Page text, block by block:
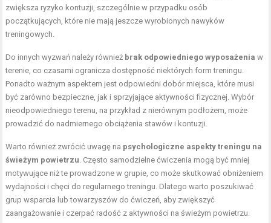
zwiększa ryzyko kontuzji, szczególnie w przypadku osób
początkujących, które nie mają jeszcze wyrobionych nawyków
treningowych.
Do innych wyzwań należy również brak odpowiedniego wyposażenia w
terenie, co czasami ogranicza dostępność niektórych form treningu.
Ponadto ważnym aspektem jest odpowiedni dobór miejsca, które musi
być zarówno bezpieczne, jak i sprzyjające aktywności fizycznej. Wybór
nieodpowiedniego terenu, na przykład z nierównym podłożem, może
prowadzić do nadmiernego obciążenia stawów i kontuzji.
Warto również zwrócić uwagę na psychologiczne aspekty treningu na
świeżym powietrzu. Często samodzielne ćwiczenia mogą być mniej
motywujące niż te prowadzone w grupie, co może skutkować obniżeniem
wydajności i chęci do regularnego treningu. Dlatego warto poszukiwać
grup wsparcia lub towarzyszów do ćwiczeń, aby zwiększyć
zaangażowanie i czerpać radość z aktywności na świeżym powietrzu.